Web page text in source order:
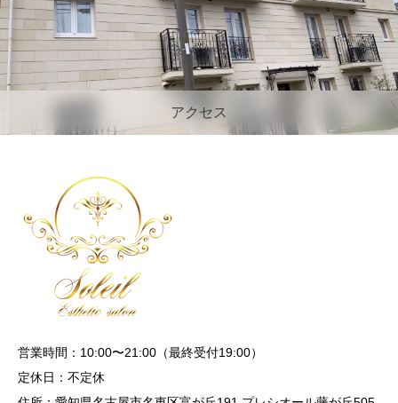
アクセス
営業時間：10:00〜21:00（最終受付19:00）
定休日：不定休